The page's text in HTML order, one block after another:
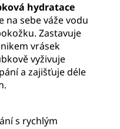
hydratace
na sebe váže vodu
Zastavuje
vrásek
vyživuje
a zajišťuje déle
s rychlým